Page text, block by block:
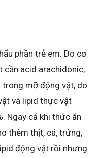
phần trẻ em: Do cơ
cần acid arachidonic,
mỡ động vật, do
và lipid thực vật
Ngay cả khi thức ăn
thêm thịt, cá, trứng,
động vật rồi nhưng